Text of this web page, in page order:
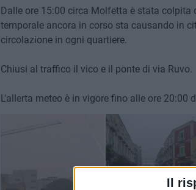
Il
Dalle ore 15:00 circa Molfetta è stata
temporale ancora in corso sta causando in
circolazione in ogni quartiere.
Chiusi al traffico il vico e il ponte di via Ruvo.
L'allerta meteo è in vigore fino alle ore 20:00